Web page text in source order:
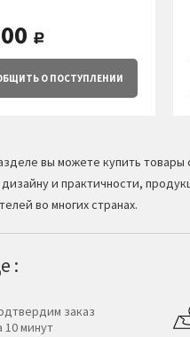
руб.
О ПОСТУПЛЕНИИ
вы можете купить
и практичности,
во многих странах.
:
заказ
10 минут